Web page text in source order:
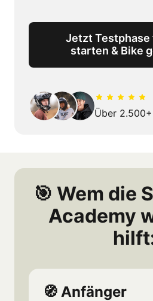
Jetzt Testphase
starten & Bike
Über
🎯 Wem die
Academy
🧭 Anfänger